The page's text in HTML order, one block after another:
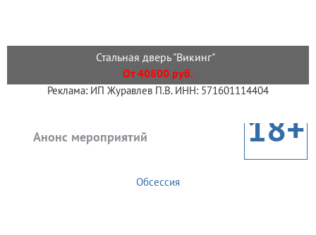
Стальная дверь "Викинг"
От 40800 руб.
Реклама: ИП Журавлев П.В. ИНН: 571601114404
Анонс мероприятий 18+
Обсессия